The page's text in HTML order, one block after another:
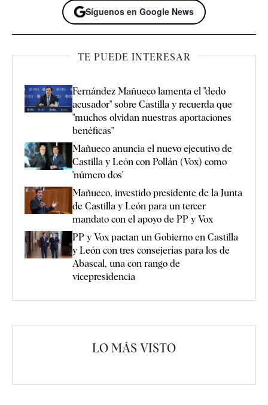
Síguenos en Google News
TE PUEDE INTERESAR
Fernández Mañueco lamenta el "dedo
acusador" sobre Castilla y recuerda que
"muchos olvidan nuestras aportaciones
benéficas"
Mañueco anuncia el nuevo ejecutivo de
Castilla y León con Pollán (Vox) como
'número dos'
Mañueco, investido presidente de la Junta
de Castilla y León para un tercer
mandato con el apoyo de PP y Vox
PP y Vox pactan un Gobierno en Castilla
y León con tres consejerías para los de
Abascal, una con rango de
vicepresidencia
LO MÁS VISTO